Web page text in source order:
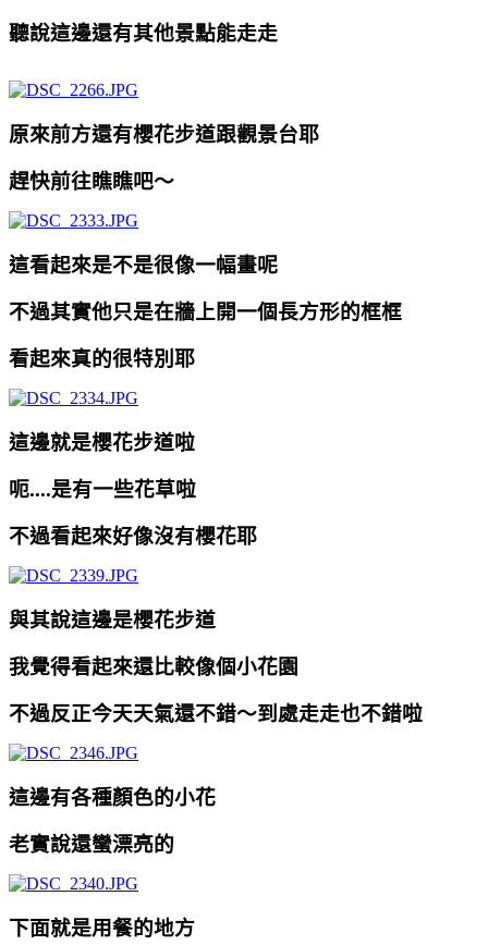
聽說這邊還有其他景點能走走
原來前方還有櫻花步道跟觀景台耶
趕快前往瞧瞧吧～
這看起來是不是很像一幅畫呢
不過其實他只是在牆上開一個長方形的框框
看起來真的很特別耶
這邊就是櫻花步道啦
呃....是有一些花草啦
不過看起來好像沒有櫻花耶
與其說這邊是櫻花步道
我覺得看起來還比較像個小花園
不過反正今天天氣還不錯～到處走走也不錯啦
這邊有各種顏色的小花
老實說還蠻漂亮的
下面就是用餐的地方